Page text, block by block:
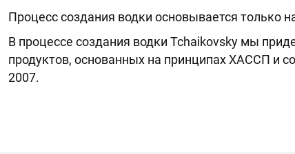
Процесс создания водки основывается только
В процессе создания водки Tchaikovsky мы
продуктов, основанных на принципах ХАССП и
2007.